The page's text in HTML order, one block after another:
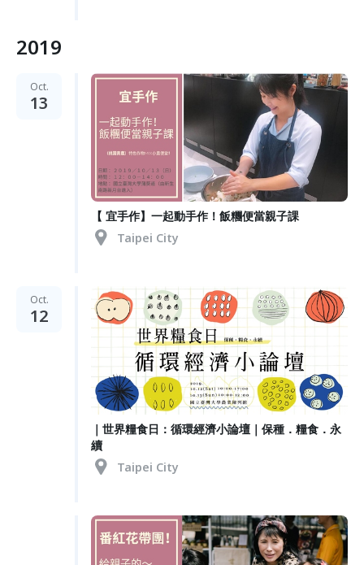
2019
Oct.
13
【 宜手作】一起動手作！飯糰便當親子課
Taipei City
Oct.
12
｜世界糧食日：循環經濟小論壇｜保種．糧食．永
續
Taipei City